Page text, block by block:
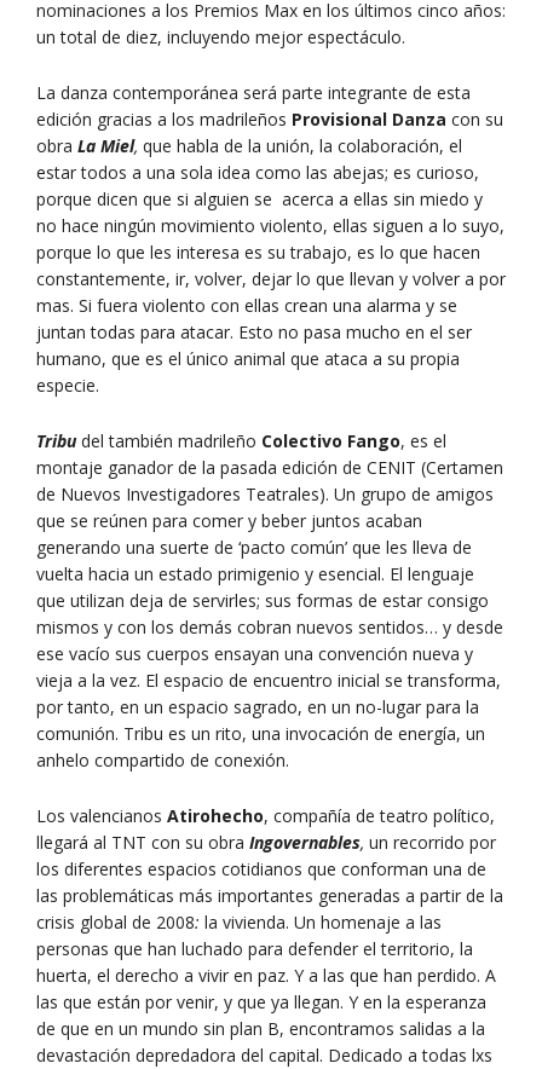
nominaciones a los Premios Max en los últimos cinco años:
un total de diez, incluyendo mejor espectáculo.
La danza contemporánea será parte integrante de esta
edición gracias a los madrileños Provisional Danza con su
obra La Miel, que habla de la unión, la colaboración, el
estar todos a una sola idea como las abejas; es curioso,
porque dicen que si alguien se acerca a ellas sin miedo y
no hace ningún movimiento violento, ellas siguen a lo suyo,
porque lo que les interesa es su trabajo, es lo que hacen
constantemente, ir, volver, dejar lo que llevan y volver a por
mas. Si fuera violento con ellas crean una alarma y se
juntan todas para atacar. Esto no pasa mucho en el ser
humano, que es el único animal que ataca a su propia
especie.
Tribudel también madrileño Colectivo Fango, es el
montaje ganador de la pasada edición de CENIT (Certamen
de Nuevos Investigadores Teatrales). Un grupo de amigos
que se reúnen para comer y beber juntos acaban
generando una suerte de ‘pacto común’ que les lleva de
vuelta hacia un estado primigenio y esencial. El lenguaje
que utilizan deja de servirles; sus formas de estar consigo
mismos y con los demás cobran nuevos sentidos… y desde
ese vacío sus cuerpos ensayan una convención nueva y
vieja a la vez. El espacio de encuentro inicial se transforma,
por tanto, en un espacio sagrado, en un no-lugar para la
comunión. Tribu es un rito, una invocación de energía, un
anhelo compartido de conexión.
Los valencianos Atirohecho, compañía de teatro político,
llegará al TNT con su obra Ingovernables, un recorrido por
los diferentes espacios cotidianos que conforman una de
las problemáticas más importantes generadas a partir de la
crisis global de 2008: la vivienda. Un homenaje a las
personas que han luchado para defender el territorio, la
huerta, el derecho a vivir en paz. Y a las que han perdido. A
las que están por venir, y que ya llegan. Y en la esperanza
de que en un mundo sin plan B, encontramos salidas a la
devastación depredadora del capital. Dedicado a todas lxs